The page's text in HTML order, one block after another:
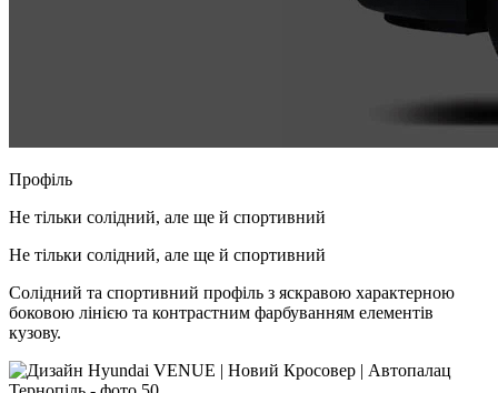
Профіль
Не тільки солідний, але ще й спортивний
Не тільки солідний, але ще й спортивний
Солідний та спортивний профіль з яскравою характерною
боковою лінією та контрастним фарбуванням елементів
кузову.